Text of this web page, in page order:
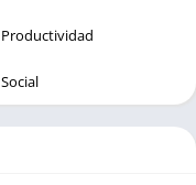
Productividad
Social